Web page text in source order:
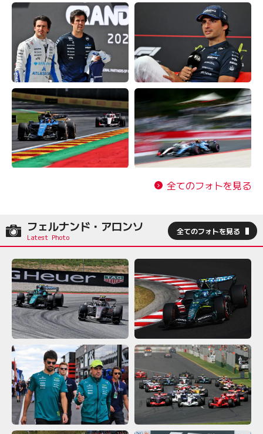
全てのフォトを見る
フェルナンド・アロンソ 全てのフォトを見る